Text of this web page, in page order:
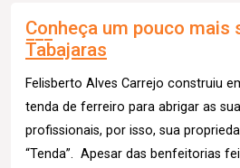
Conheça um pouco mais
Tabajaras
Felisberto Alves Carrejo construiu
tenda de ferreiro para abrigar as
profissionais, por isso, sua
“Tenda”. Apesar das benfeitorias